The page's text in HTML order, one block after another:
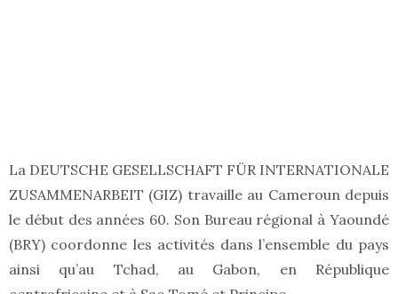
La DEUTSCHE GESELLSCHAFT FÜR INTERNATIONALE
ZUSAMMENARBEIT (GIZ) travaille au Cameroun depuis
le début des années 60. Son Bureau régional à Yaoundé
(BRY) coordonne les activités dans l’ensemble du pays
ainsi qu’au Tchad, au Gabon, en République